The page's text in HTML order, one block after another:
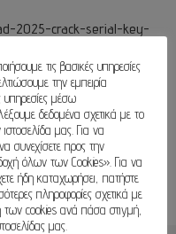
2025-crack-serial-key-
τις βασικές υπηρεσίες
την εμπειρία
μέσω
δεδομένα σχετικά με το
μας. Για να
συνεχίσετε προς την
όλων των Cookies». Για να
ήδη καταχωρήσει, πατήστε
πληροφορίες σχετικά με
των cookies ανά πάσα στιγμή,
μας.